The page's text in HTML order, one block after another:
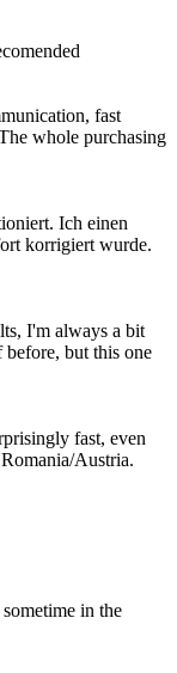
fast
whole purchasing
Ich einen
korrigiert wurde.
I'm always a bit
but this one
fast, even
Austria.
in the